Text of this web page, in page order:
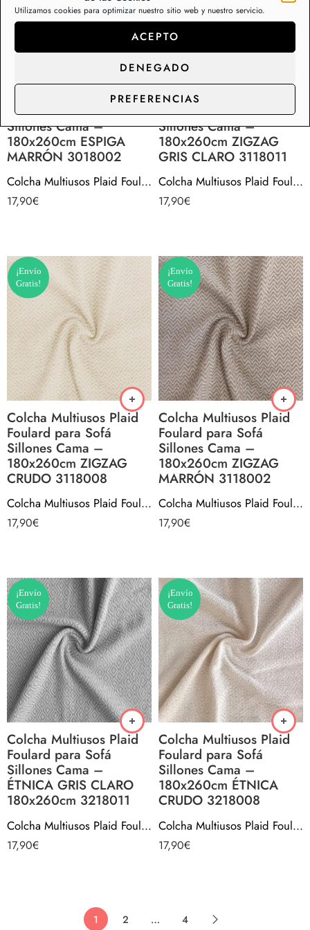
Utilizamos cookies para optimizar nuestro sitio web y nuestro servicio.
ACEPTO
DENEGADO
PREFERENCIAS
Colcha Multiusos Plaid
Foulard para Sofá
Sillones Cama –
180x260cm ESPIGA
MARRÓN 3018002
Colcha Multiusos Plaid Foulard para Sofá Sillones Cama – 180x260cm ESPIGA MARRÓN 3018002
17,90€
Colcha Multiusos Plaid
Foulard para Sofá
Sillones Cama –
180x260cm ZIGZAG
GRIS CLARO 3118011
Colcha Multiusos Plaid Foulard para Sofá Sillones Cama – 180x260cm ZIGZAG GRIS CLARO 3118011
17,90€
¡Envío
Gratis!
Colcha Multiusos Plaid
Foulard para Sofá
Sillones Cama –
180x260cm ZIGZAG
CRUDO 3118008
Colcha Multiusos Plaid Foulard para Sofá Sillones Cama – 180x260cm ZIGZAG CRUDO 3118008
17,90€
¡Envío
Gratis!
Colcha Multiusos Plaid
Foulard para Sofá
Sillones Cama –
180x260cm ZIGZAG
MARRÓN 3118002
Colcha Multiusos Plaid Foulard para Sofá Sillones Cama – 180x260cm ZIGZAG MARRÓN 3118002
17,90€
¡Envío
Gratis!
Colcha Multiusos Plaid
Foulard para Sofá
Sillones Cama –
ÉTNICA GRIS CLARO
180x260cm 3218011
Colcha Multiusos Plaid Foulard para Sofá Sillones Cama – ÉTNICA GRIS CLARO 180x260cm 3218011
17,90€
¡Envío
Gratis!
Colcha Multiusos Plaid
Foulard para Sofá
Sillones Cama –
180x260cm ÉTNICA
CRUDO 3218008
Colcha Multiusos Plaid Foulard para Sofá Sillones Cama – 180x260cm ÉTNICA CRUDO 3218008
17,90€
1 2 … 4